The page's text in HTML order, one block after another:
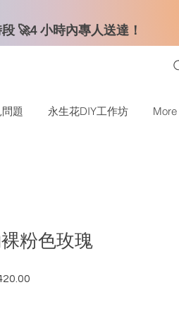
🚀4 小時內專人送達！
題 永生花DIY工作坊 More
粉色玫瑰
格